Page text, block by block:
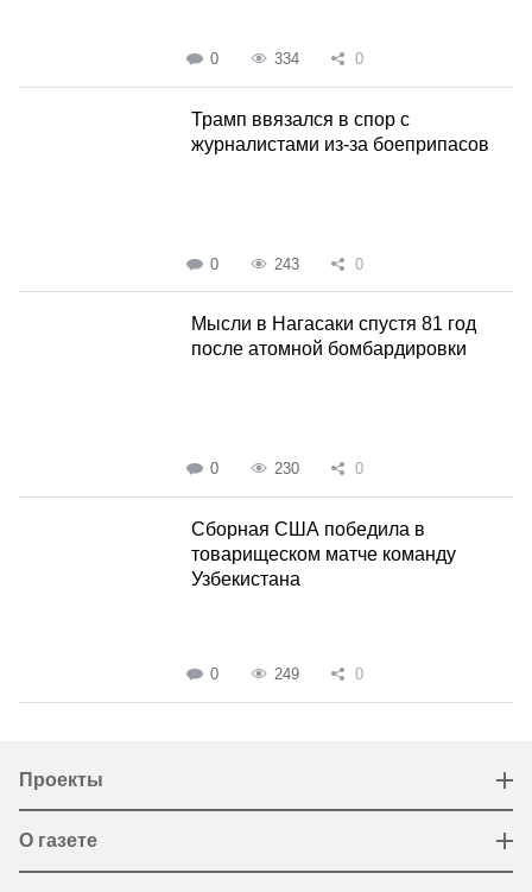
0 334 0
Трамп ввязался в спор с
журналистами из-за боеприпасов
0 243 0
Мысли в Нагасаки спустя 81 год
после атомной бомбардировки
0 230 0
Сборная США победила в
товарищеском матче команду
Узбекистана
0 249 0
Проекты
О газете